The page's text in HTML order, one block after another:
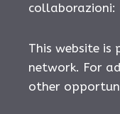
collaborazioni:
This website
network. For
other